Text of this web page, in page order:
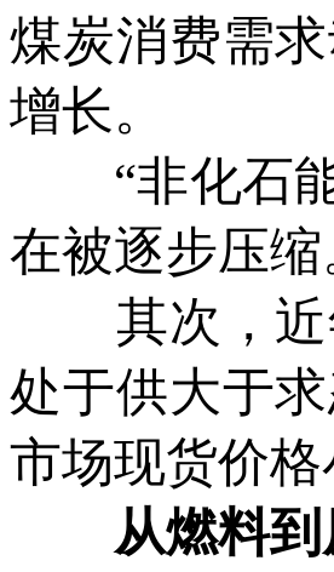
煤炭消费需
增长。
“非化石能
在被逐步压
其次，近
处于供大于
市场现货价
从燃料到